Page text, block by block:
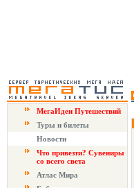
МегаИдеи Путешествий
Туры и билеты
Новости
Что привезти? Сувениры
со всего света
Атлас Мира